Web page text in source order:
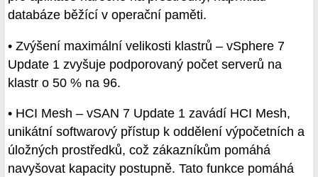
databáze běžící v operační paměti.
• Zvýšení maximální velikosti klastrů – vSphere 7
Update 1 zvyšuje podporovaný počet serverů na
klastr o 50 % na 96.
• HCI Mesh – vSAN 7 Update 1 zavádí HCI Mesh,
unikátní softwarový přístup k oddělení výpočetních a
úložných prostředků, což zákazníkům pomáhá
navyšovat kapacity postupně. Tato funkce pomáhá